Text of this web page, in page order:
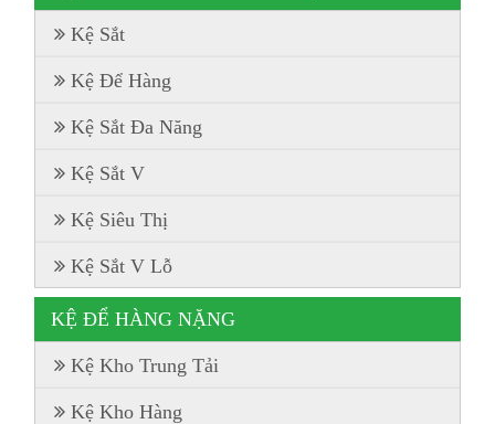
Kệ Sắt
Kệ Để Hàng
Kệ Sắt Đa Năng
Kệ Sắt V
Kệ Siêu Thị
Kệ Sắt V Lỗ
KỆ ĐỂ HÀNG NẶNG
Kệ Kho Trung Tải
Kệ Kho Hàng